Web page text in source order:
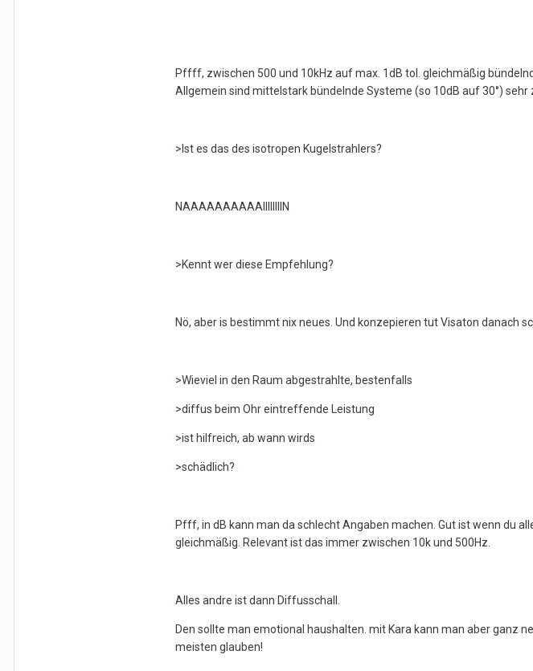
Pffff, zwischen 500 und 10kHz auf max. 1dB tol. gleichmäßig
Allgemein sind mittelstark bündelnde Systeme (so 10dB auf 30°)
>Ist es das des isotropen Kugelstrahlers?
NAAAAAAAAAAIIIIIIIIN
>Kennt wer diese Empfehlung?
Nö, aber is bestimmt nix neues. Und konzepieren tut Visaton danach
>Wieviel in den Raum abgestrahlte, bestenfalls
>diffus beim Ohr eintreffende Leistung
>ist hilfreich, ab wann wirds
>schädlich?
Pfff, in dB kann man da schlecht Angaben machen. Gut ist wenn du
gleichmäßig. Relevant ist das immer zwischen 10k und 500Hz.
Alles andre ist dann Diffusschall.
Den sollte man emotional haushalten. mit Kara kann man aber ganz
meisten glauben!